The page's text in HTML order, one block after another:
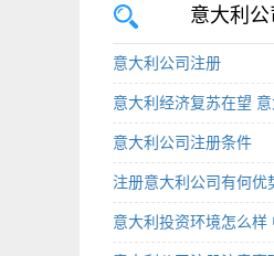
意大利
意大利公司注册
意大利经济复苏在望
意大利公司注册条件
注册意大利公司有何
意大利投资环境怎么样